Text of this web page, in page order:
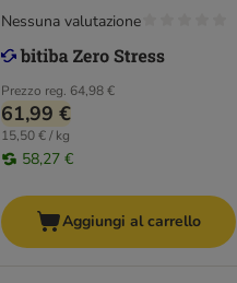
Prezzo reg. 64,98 €
61,99 €
15,50 € / kg
58,27 €
Nessuna valutazione
Aggiungi al carrello